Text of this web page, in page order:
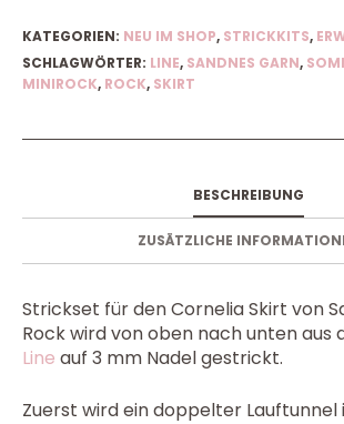
KATEGORIEN: NEU IM SHOP, STRICKKITS,
SCHLAGWÖRTER: LINE, SANDNES GARN,
MINIROCK, ROCK, SKIRT
BESCHREIBUNG
ZUSÄTZLICHE
Strickset für den Cornelia Skirt von
Rock wird von oben nach unten aus
Line auf 3 mm Nadel gestrickt.
Zuerst wird ein doppelter Lauftunnel